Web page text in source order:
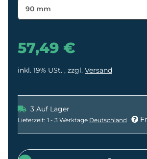
90 mm
57,49 €
inkl. 19% USt. , zzgl. Versand
3 Auf Lager
Lieferzeit: 1 - 3 Werktage Deutschland